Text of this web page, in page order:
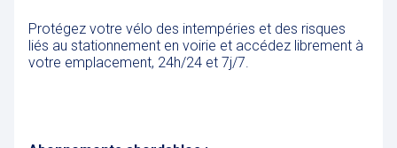
Protégez votre vélo des intempéries et des risques
liés au stationnement en voirie et accédez librement à
votre emplacement, 24h/24 et 7j/7.